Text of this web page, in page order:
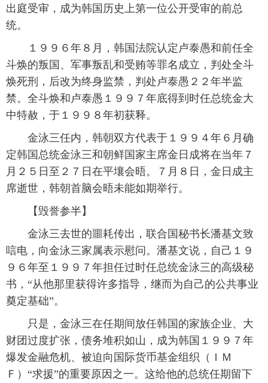
出庭受审，成为韩国历史上第一位公开受审的前总
统。
１９９６年８月，韩国法院认定卢泰愚和前任全
斗焕的叛国、军事叛乱和受贿等罪名成立，判处全斗
焕死刑，后改为终身监禁，判处卢泰愚２２年半监
禁。全斗焕和卢泰愚１９９７年底得到时任总统金大
中特赦，于１９９８年初获释。
金泳三任内，韩朝双方代表于１９９４年６月确
定韩国总统金泳三和朝鲜国家主席金日成将在当年７
月２５日至２７日在平壤会晤。７月８日，金日成主
席逝世，韩朝首脑会晤未能如期举行。
【毁誉参半】
金泳三去世的噩耗传出，联合国秘书长潘基文致
唁电，向金泳三家属表示慰问。潘基文说，自己１９
９６年至１９９７年担任过时任总统金泳三的高级秘
书，“从他那里获得许多指导，继而为自己的公共事业
奠定基础”。
只是，金泳三在任期间放任韩国的家族企业、大
财团过度扩张，债务堆积如山，成为韩国１９９７年
爆发金融危机、被迫向国际货币基金组织（ＩＭ
Ｆ）“求援”的重要原因之一。这给他的总统任期留下